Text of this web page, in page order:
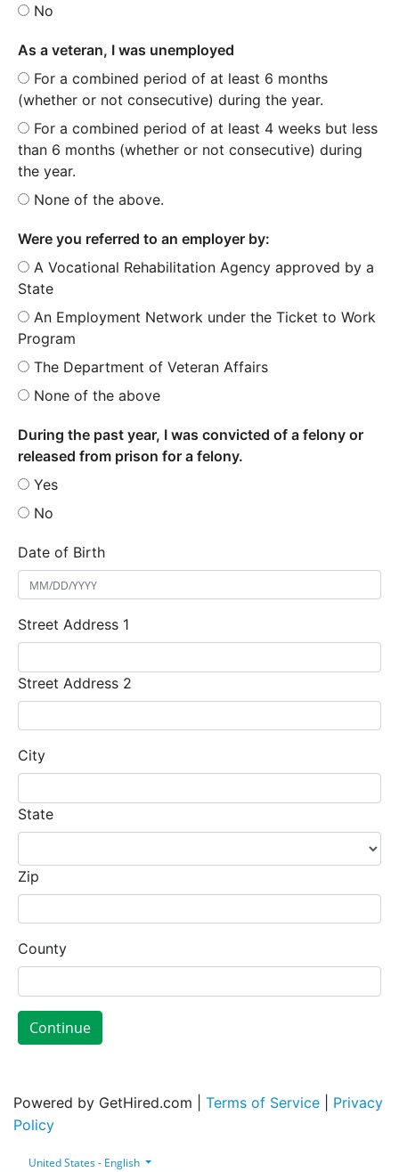
No
As a veteran, I was unemployed
For a combined period of at least 6 months
(whether or not consecutive) during the year.
For a combined period of at least 4 weeks but less
than 6 months (whether or not consecutive) during
the year.
None of the above.
Were you referred to an employer by:
A Vocational Rehabilitation Agency approved by a
State
An Employment Network under the Ticket to Work
Program
The Department of Veteran Affairs
None of the above
During the past year, I was convicted of a felony or
released from prison for a felony.
Yes
No
Date of Birth
Street Address 1
Street Address 2
City
State
Zip
County
Continue
Powered by GetHired.com | Terms of Service
Privacy
Policy
United States - English